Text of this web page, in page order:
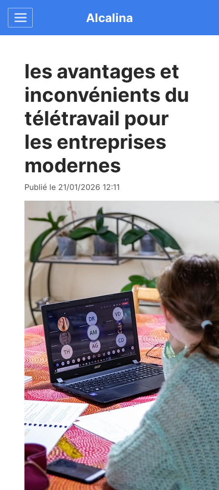
Alcalina
les avantages et
inconvénients du
télétravail pour
les entreprises
modernes
Publié le 21/01/2026 12:11